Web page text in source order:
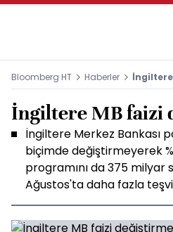
Bloomberg HT Haberler
İngiltere MB faizi
İngiltere Merkez Bankası
biçimde değiştirmeyerek
programını da 375
Ağustos'ta daha fazla